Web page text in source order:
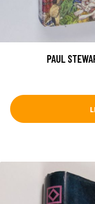
PAUL